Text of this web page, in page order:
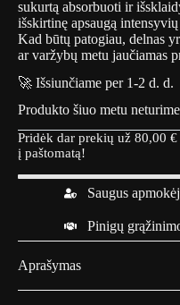
sukurtą absorbuoti ir
išskirtinę apsaugą
Kad būtų patogiau, delnas
ar varžybų metu jaučiamas
🚀 Išsiunčiame per 1-2 d. d.
Produkto šiuo metu
Pridėk dar prekių už 80,00 €
į paštomatą!
Saugus
Pinigų
Aprašymas